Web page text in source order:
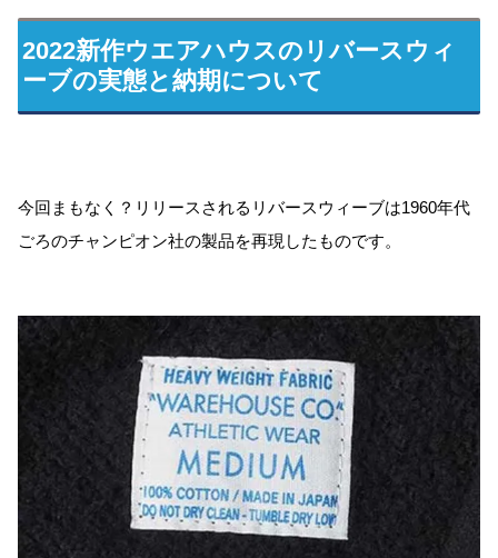
2022新作ウエアハウスのリバースウィ
ーブの実態と納期について
今回まもなく？リリースされるリバースウィーブは1960年代
ごろのチャンピオン社の製品を再現したものです。